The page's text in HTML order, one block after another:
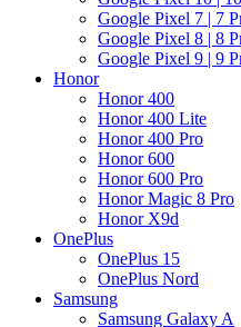
Google Pixel 7 | 7
Google Pixel 8 | 8
Google Pixel 9 | 9
Honor
Honor 400
Honor 400 Lite
Honor 400 Pro
Honor 600
Honor 600 Pro
Honor Magic 8 Pro
Honor X9d
OnePlus
OnePlus 15
OnePlus Nord
Samsung
Samsung Galaxy A